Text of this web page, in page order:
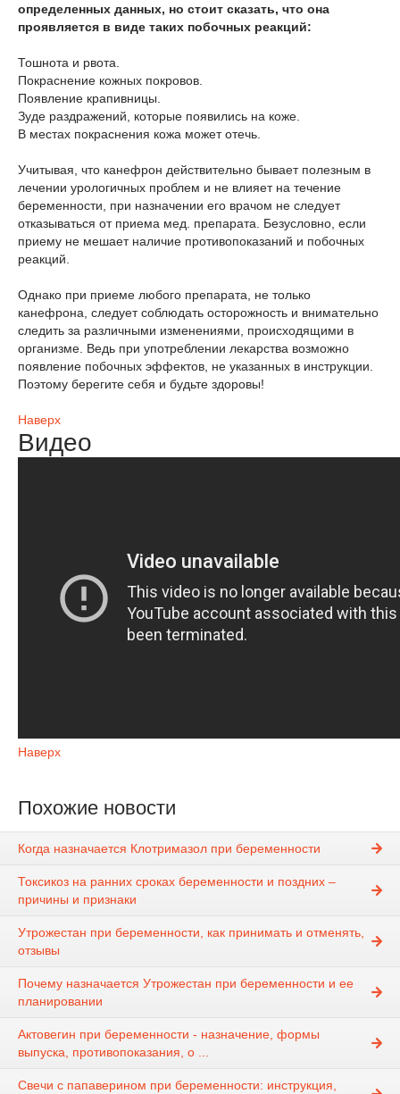
определенных данных, но стоит сказать, что она
проявляется в виде таких побочных реакций:
Тошнота и рвота.
Покраснение кожных покровов.
Появление крапивницы.
Зуде раздражений, которые появились на коже.
В местах покраснения кожа может отечь.
Учитывая, что канефрон действительно бывает полезным в
лечении урологичных проблем и не влияет на течение
беременности, при назначении его врачом не следует
отказываться от приема мед. препарата. Безусловно, если
приему не мешает наличие противопоказаний и побочных
реакций.
Однако при приеме любого препарата, не только
канефрона, следует соблюдать осторожность и внимательно
следить за различными изменениями, происходящими в
организме. Ведь при употреблении лекарства возможно
появление побочных эффектов, не указанных в инструкции.
Поэтому берегите себя и будьте здоровы!
Наверх
Видео
Наверх
Похожие новости
Когда назначается Клотримазол при беременности
Токсикоз на ранних сроках беременности и поздних –
причины и признаки
Утрожестан при беременности, как принимать и отменять,
отзывы
Почему назначается Утрожестан при беременности и ее
планировании
Актовегин при беременности - назначение, формы
выпуска, противопоказания, о ...
Свечи с папаверином при беременности: инструкция,